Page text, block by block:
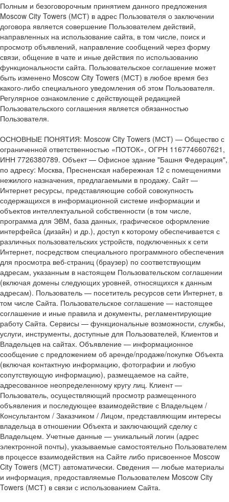
Полным и безоговорочным принятием данного предложения
Moscow City Towers (МСТ) в адрес Пользователя о заключении
договора является совершение Пользователем действий,
направленных на использование сайта, в том числе, поиск и
просмотр объявлений, направление сообщений через форму
связи, общение в чате и иные действия по использованию
функциональности сайта. Пользовательское соглашение может
быть изменено Moscow City Towers (МСТ) в любое время без
какого-либо специального уведомления об этом Пользователя.
Регулярное ознакомление с действующей редакцией
Пользовательского соглашения является обязанностью
Пользователя.
ОСНОВНЫЕ ПОНЯТИЯ: Moscow City Towers (МСТ) — Общество с
ограниченной ответственностью «ПОТОК», ОГРН 1167746607621,
ИНН 7726380789. Объект — Офисное здание "Башня Федерация",
по адресу: Москва, Пресненская набережная 12 с помещениями
нежилого назначения, предлагаемыми в продажу. Сайт —
Интернет ресурсы, представляющие собой совокупность
содержащихся в информационной системе информации и
объектов интеллектуальной собственности (в том числе,
программа для ЭВМ, база данных, графическое оформление
интерфейса (дизайн) и др.), доступ к которому обеспечивается с
различных пользовательских устройств, подключенных к сети
Интернет, посредством специального программного обеспечения
для просмотра веб-страниц (браузер) по соответствующим
адресам, указанным в настоящем Пользовательском соглашении
(включая домены следующих уровней, относящихся к данным
адресам). Пользователь — посетитель ресурсов сети Интернет, в
том числе Сайта. Пользовательское соглашение — настоящее
соглашение и иные правила и документы, регламентирующие
работу Сайта. Сервисы — функциональные возможности, службы,
услуги, инструменты, доступные для Пользователей, Клиентов и
Владельцев на сайтах. Объявление — информационное
сообщение с предложением об аренде/продаже/покупке Объекта
(включая контактную информацию, фотографии и любую
сопутствующую информацию), размещаемое на сайте,
адресованное неопределенному кругу лиц. Клиент —
Пользователь, осуществляющий просмотр размещенного
объявления и последующее взаимодействие с Владельцем /
Консультантом / Заказчиком / Лицом, представляющим интересы
владельца в отношении Объекта и заключающий сделку с
Владельцем. Учетные данные — уникальный логин (адрес
электронной почты), указываемые самостоятельно Пользователем
в процессе взаимодействия на Сайте либо присвоенное Moscow
City Towers (МСТ) автоматически. Сведения — любые материалы
и информация, предоставляемые Пользователем Moscow City
Towers (МСТ) в связи с использованием Сайта.